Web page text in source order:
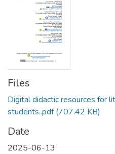
Files
Digital didactic resources for
students..pdf(707.42 KB)
Date
2025-06-13